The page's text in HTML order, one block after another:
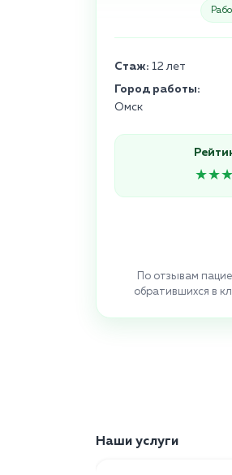
Стаж: 12 лет
Город работы:
Омск
По отзывам
обратившихся в
Наши услуги